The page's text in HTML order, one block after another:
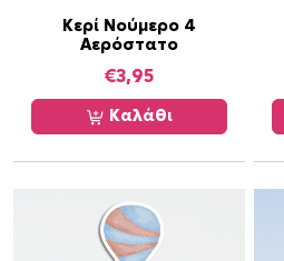
Κερί Νούμερο 4
Αερόστατο
€3,95
Καλάθι